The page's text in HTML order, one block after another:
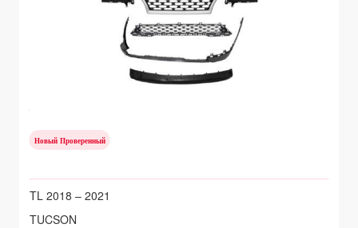
Новый Проверенный
TL 2018 – 2021
TUCSON